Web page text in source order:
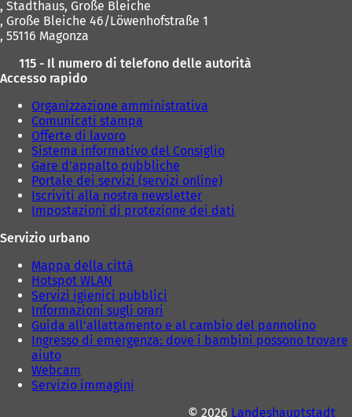
, Stadthaus, Große Bleiche
, Große Bleiche 46/Löwenhofstraße 1
, 55116 Magonza
115 - Il numero di telefono delle autorità
Accesso rapido
Organizzazione amministrativa
Comunicati stampa
Offerte di lavoro
Sistema informativo del Consiglio
Gare d'appalto pubbliche
Portale dei servizi (servizi online)
Iscriviti alla nostra newsletter
Impostazioni di protezione dei dati
Servizio urbano
Mappa della città
Hotspot WLAN
Servizi igienici pubblici
Informazioni sugli orari
Guida all'allattamento e al cambio del pannolino
Ingresso di emergenza: dove i bambini possono trovare
aiuto
Webcam
Servizio immagini
© 2026 Landeshauptstadt